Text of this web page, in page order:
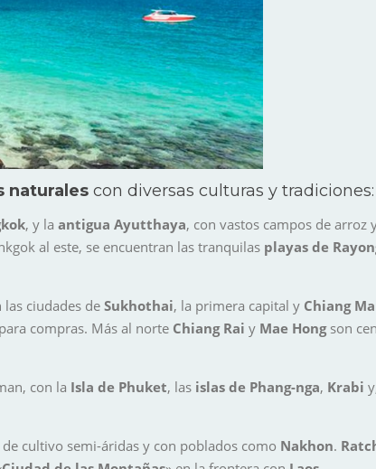
naturales con diversas culturas y tradiciones:
, y la antigua Ayutthaya, con vastos campos de arroz
al este, se encuentran las tranquilas playas de
las ciudades deSukhothai, la primera capital y Chiang
compras. Más al norte Chiang Rai y Mae Hongson
con la Isla de Phuket, las islas de Phang-nga, Krabi
cultivo semi-áridas y con poblados como Nakhon.